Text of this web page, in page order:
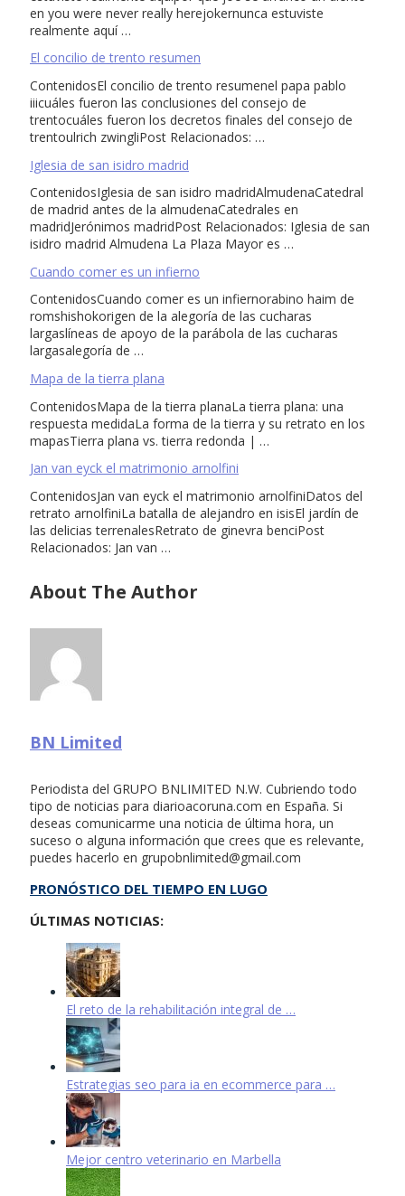
en you were never really herejokernunca estuviste
realmente aquí …
El concilio de trento resumen
ContenidosEl concilio de trento resumenel papa pablo
iiicuáles fueron las conclusiones del consejo de
trentocuáles fueron los decretos finales del consejo de
trentoulrich zwingliPost Relacionados: …
Iglesia de san isidro madrid
ContenidosIglesia de san isidro madridAlmudenaCatedral
de madrid antes de la almudenaCatedrales en
madridJerónimos madridPost Relacionados: Iglesia de san
isidro madrid Almudena La Plaza Mayor es …
Cuando comer es un infierno
ContenidosCuando comer es un infiernorabino haim de
romshishokorigen de la alegoría de las cucharas
largaslíneas de apoyo de la parábola de las cucharas
largasalegoría de …
Mapa de la tierra plana
ContenidosMapa de la tierra planaLa tierra plana: una
respuesta medidaLa forma de la tierra y su retrato en los
mapasTierra plana vs. tierra redonda | …
Jan van eyck el matrimonio arnolfini
ContenidosJan van eyck el matrimonio arnolfiniDatos del
retrato arnolfiniLa batalla de alejandro en isisEl jardín de
las delicias terrenalesRetrato de ginevra benciPost
Relacionados: Jan van …
About The Author
BN Limited
Periodista del GRUPO BNLIMITED N.W. Cubriendo todo
tipo de noticias para diarioacoruna.com en España. Si
deseas comunicarme una noticia de última hora, un
suceso o alguna información que crees que es relevante,
puedes hacerlo en grupobnlimited@gmail.com
PRONÓSTICO DEL TIEMPO EN LUGO
ÚLTIMAS NOTICIAS:
El reto de la rehabilitación integral de …
Estrategias seo para ia en ecommerce para …
Mejor centro veterinario en Marbella